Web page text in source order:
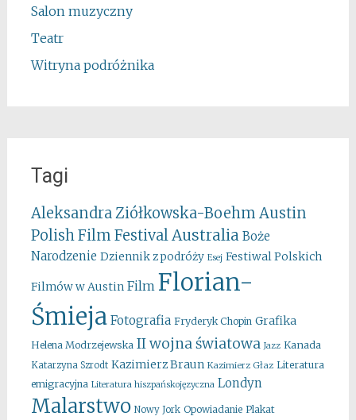
Salon muzyczny
Teatr
Witryna podróżnika
Tagi
Aleksandra Ziółkowska-Boehm Austin
Polish Film FestivalAustralia Boże
Narodzenie Dziennik z podróży Esej Festiwal Polskich
Filmów w Austin Film Florian-
Śmieja Fotografia Fryderyk Chopin Grafika
Helena Modrzejewska II wojna światowa Jazz Kanada
Katarzyna Szrodt Kazimierz Braun Kazimierz Głaz Literatura
emigracyjna Literatura hiszpańskojęzyczna Londyn
Malarstwo Nowy Jork Opowiadanie Plakat